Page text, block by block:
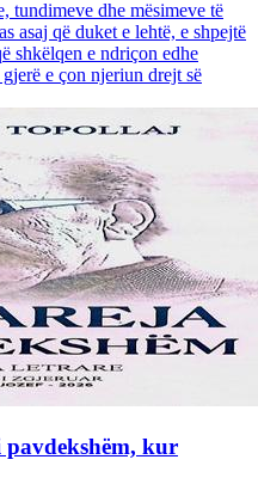
tundimeve dhe mësimeve të
asaj që duket e lehtë, e shpejtë
shkëlqen e ndriçon edhe
e çon njeriun drejt së
kur